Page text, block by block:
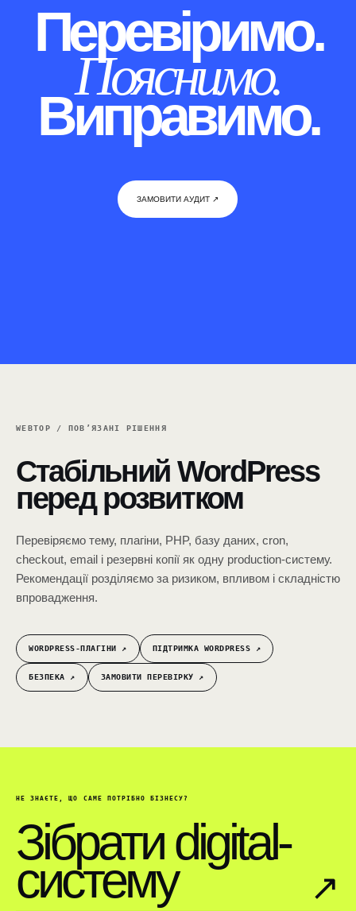
Перевіримо.
Пояснимо.
Виправимо.
ЗАМОВИТИ АУДИТ ↗︎
WEBTOP / ПОВ’ЯЗАНІ РІШЕННЯ
Стабільний WordPress
перед розвитком
Перевіряємо тему, плагіни, PHP, базу даних, cron,
checkout, email і резервні копії як одну production-систему.
Рекомендації розділяємо за ризиком, впливом і складністю
впровадження.
WORDPRESS-ПЛАГІНИ ↗︎ ПІДТРИМКА WORDPRESS ↗︎
БЕЗПЕКА ↗︎ ЗАМОВИТИ ПЕРЕВІРКУ ↗︎
НЕ ЗНАЄТЕ, ЩО САМЕ ПОТРІБНО БІЗНЕСУ?
Зібрати digital-
систему ↗︎